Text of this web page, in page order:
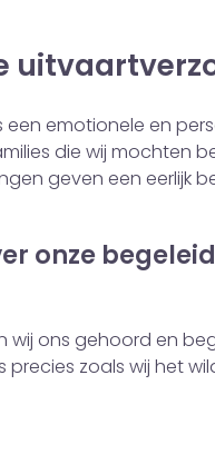
emotionele en
die wij mochten
geven een eerlijk
onze
ons gehoord en
zoals wij het